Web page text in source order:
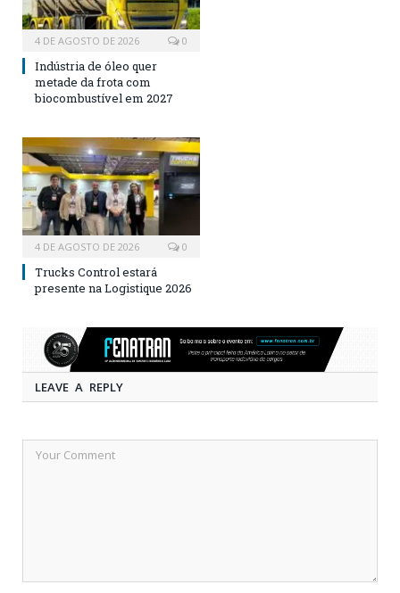
4 DE AGOSTO DE 2026 0
Indústria de óleo quer
metade da frota com
biocombustível em 2027
4 DE AGOSTO DE 2026 0
Trucks Control estará
presente na Logistique 2026
LEAVE A REPLY